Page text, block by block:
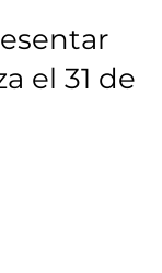
el 31 de